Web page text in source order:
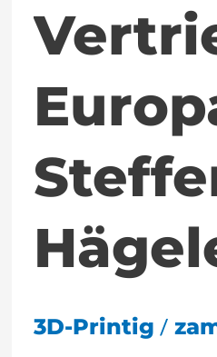
3D-Printig /